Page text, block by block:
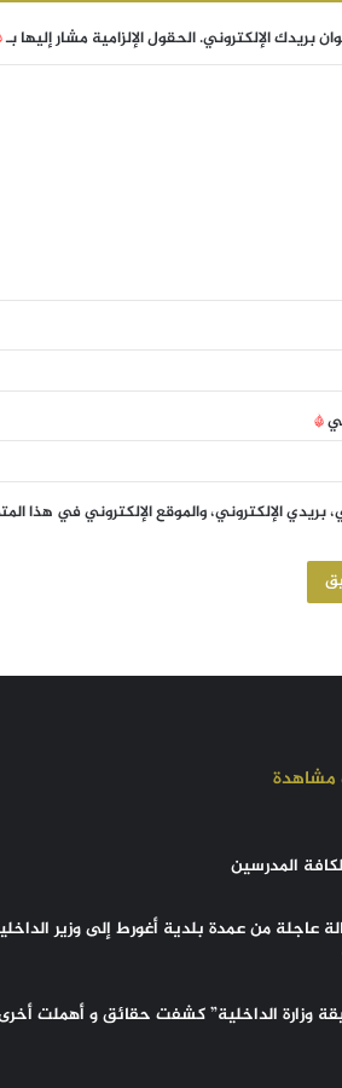
بريدك الإلكتروني.الحقول الإلزامية مشار إليها بـ
*
الإلكتروني، والموقع الإلكتروني في هذا
مشاهدة
المدرسين
عاجلة من عمدة بلدية أغورط إلى وزير
وزارة الداخلية” كشفت حقائق و أهملت